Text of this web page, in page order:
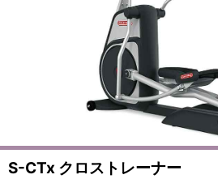
具
S-CTx クロストレーナー